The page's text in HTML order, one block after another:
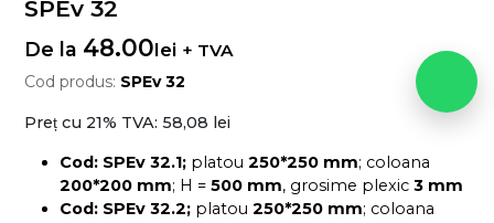
De la48.00
Cod produs:SPEv 32
Preț cu 21% TVA: 58,08 lei
Cod: SPEv 32.1;platou
200*200 mm ; H =500 mm, grosime plexic3 mm
Cod: SPEv 32.2; platou250*250 mm ; coloana
200*200 mm ; H =400 mm, grosime plexic3 mm